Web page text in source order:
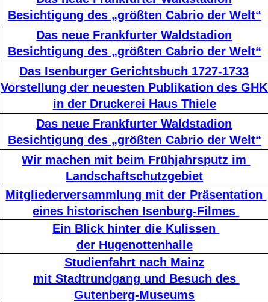
Besichtigung des „größten Cabrio der Welt“
Das neue Frankfurter Waldstadion
Besichtigung des „größten Cabrio der Welt“
Das Isenburger Gerichtsbuch 1727-1733
Vorstellung der neuesten Publikation des GHK
in der Druckerei Haus Thiele
Das neue Frankfurter Waldstadion
Besichtigung des „größten Cabrio der Welt“
Wir machen mit beim Frühjahrsputz im
Landschaftschutzgebiet
Mitgliederversammlung mit der Präsentation
eines historischen Isenburg-Filmes
Ein Blick hinter die Kulissen
der Hugenottenhalle
Studienfahrt nach Mainz
mit Stadtrundgang und Besuch des
Gutenberg-Museums